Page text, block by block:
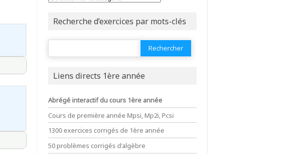
Recherche d’exercices par mots-clés
Rechercher :
Liens directs 1ère année
Abrégé interactif du cours 1ère année
Cours de première année Mpsi, Mp2i, Pcsi
1300 exercices corrigés de 1ère année
50 problèmes corrigés d'algèbre